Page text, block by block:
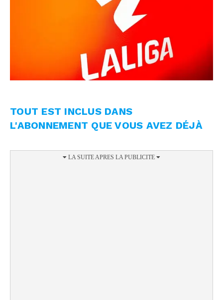
TOUT EST INCLUS DANS
L'ABONNEMENT QUE VOUS AVEZ DÉJÀ